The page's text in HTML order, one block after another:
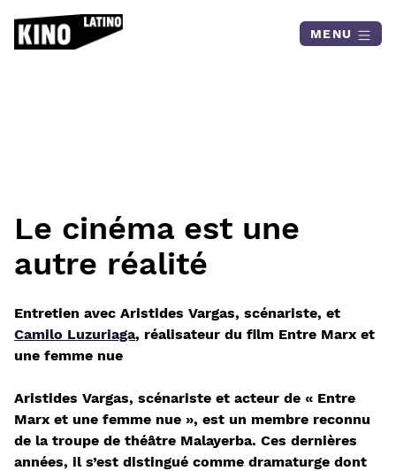
MENU
Le cinéma est une
autre réalité
Entretien avec Aristides Vargas, scénariste, et
Camilo Luzuriaga, réalisateur du film Entre Marx et
une femme nue
Aristides Vargas, scénariste et acteur de « Entre
Marx et une femme nue », est un membre reconnu
de la troupe de théâtre Malayerba. Ces dernières
années, il s’est distingué comme dramaturge dont